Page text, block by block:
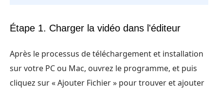
Étape 1. Charger la vidéo dans l'éditeur
Après le processus de téléchargement et installation
sur votre PC ou Mac, ouvrez le programme, et puis
cliquez sur « Ajouter Fichier » pour trouver et ajouter